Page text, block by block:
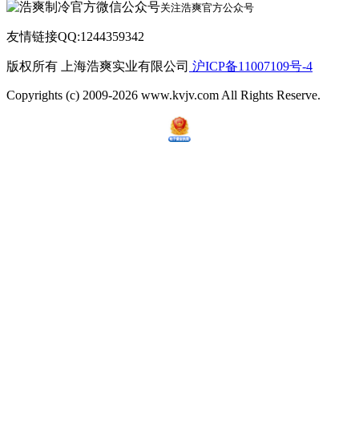
关注浩爽官方公众号
友情链接QQ:1244359342
版权所有 上海浩爽实业有限公司 沪ICP备11007109号-4
Copyrights (c) 2009-2026 www.kvjv.com All Rights Reserve.